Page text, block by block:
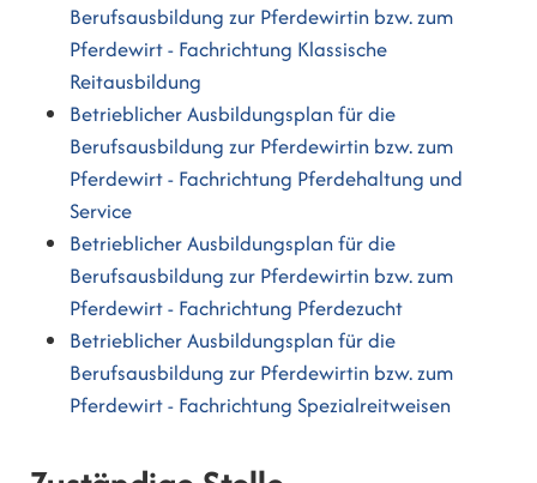
Berufsausbildung zur Pferdewirtin bzw. zum
Pferdewirt - Fachrichtung Klassische
Reitausbildung
Betrieblicher Ausbildungsplan für die
Berufsausbildung zur Pferdewirtin bzw. zum
Pferdewirt - Fachrichtung Pferdehaltung und
Service
Betrieblicher Ausbildungsplan für die
Berufsausbildung zur Pferdewirtin bzw. zum
Pferdewirt - Fachrichtung Pferdezucht
Betrieblicher Ausbildungsplan für die
Berufsausbildung zur Pferdewirtin bzw. zum
Pferdewirt - Fachrichtung Spezialreitweisen